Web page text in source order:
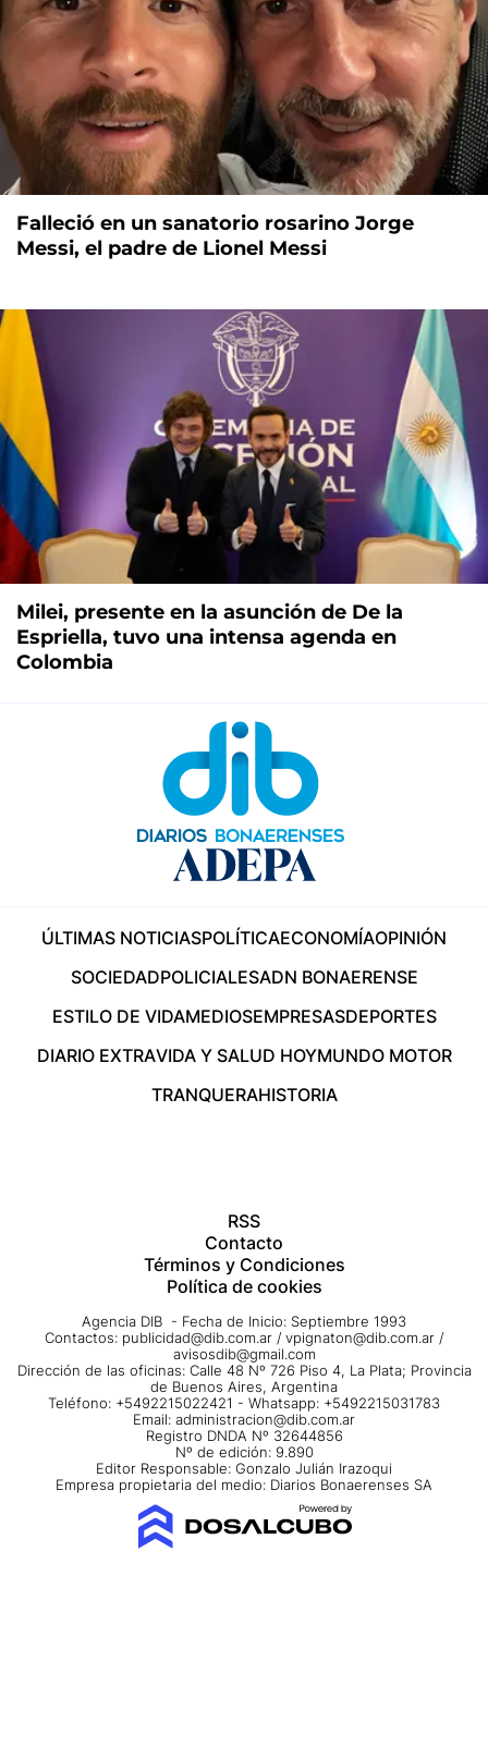
Falleció en un sanatorio rosarino Jorge
Messi, el padre de Lionel Messi
Milei, presente en la asunción de De la
Espriella, tuvo una intensa agenda en
Colombia
ÚLTIMAS NOTICIASPOLÍTICAECONOMÍAOPINIÓN
SOCIEDADPOLICIALESADN BONAERENSE
ESTILO DE VIDAMEDIOSEMPRESASDEPORTES
DIARIO EXTRAVIDA Y SALUD HOYMUNDO MOTOR
TRANQUERAHISTORIA
RSS
Contacto
Términos y Condiciones
Política de cookies
Agencia DIB - Fecha de Inicio: Septiembre 1993
Contactos: publicidad@dib.com.ar / vpignaton@dib.com.ar /
avisosdib@gmail.com
Dirección de las oficinas: Calle 48 Nº 726 Piso 4, La Plata; Provincia
de Buenos Aires, Argentina
Teléfono: +5492215022421 - Whatsapp: +5492215031783
Email: administracion@dib.com.ar
Registro DNDA Nº 32644856
Nº de edición: 9.890
Editor Responsable: Gonzalo Julián Irazoqui
Empresa propietaria del medio: Diarios Bonaerenses SA